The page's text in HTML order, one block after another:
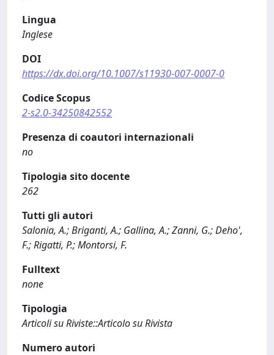
Lingua
Inglese
DOI
https://dx.doi.org/10.1007/s11930-007-0007-0
Codice Scopus
2-s2.0-34250842552
Presenza di coautori internazionali
no
Tipologia sito docente
262
Tutti gli autori
Salonia, A.; Briganti, A.; Gallina, A.; Zanni, G.; Deho',
F.; Rigatti, P.; Montorsi, F.
Fulltext
none
Tipologia
Articoli su Riviste::Articolo su Rivista
Numero autori